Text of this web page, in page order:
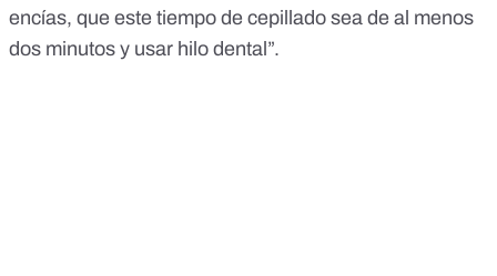
encías, que este tiempo de cepillado sea de al menos
dos minutos y usar hilo dental”.